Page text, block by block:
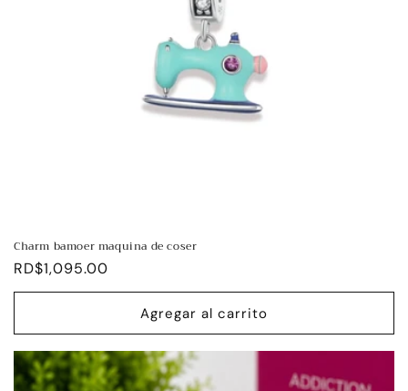
Charm bamoer maquina de coser
Precio
habitual
RD$1,095.00
Agregar al carrito